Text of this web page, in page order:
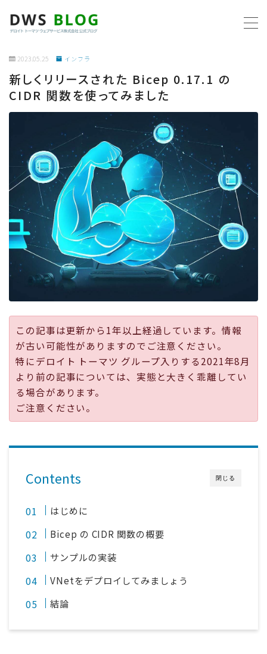
ホーム
AWS
プログラミング
ビジネス
リモートワーク
社内制度
採用
公式ページ
2023.05.25 インフラ
新しくリリースされた Bicep 0.17.1 の
CIDR 関数を使ってみました
この記事は更新から1年以上経過しています。情報
が古い可能性がありますのでご注意ください。
特にデロイト トーマツ グループ入りする2021年8月
より前の記事については、実態と大きく乖離してい
る場合があります。
ご注意ください。
閉じる
Contents
はじめに
Bicep の CIDR 関数の概要
サンプルの実装
VNetをデプロイしてみましょう
結論